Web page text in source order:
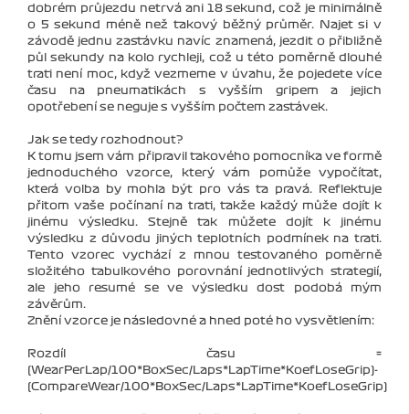
dobrém průjezdu netrvá ani 18 sekund, což je minimálně
o 5 sekund méně než takový běžný průměr. Najet si v
závodě jednu zastávku navíc znamená, jezdit o přibližně
půl sekundy na kolo rychleji, což u této poměrně dlouhé
trati není moc, když vezmeme v úvahu, že pojedete více
času na pneumatikách s vyšším gripem a jejich
opotřebení se neguje s vyšším počtem zastávek.
Jak se tedy rozhodnout?
K tomu jsem vám připravil takového pomocníka ve formě
jednoduchého vzorce, který vám pomůže vypočítat,
která volba by mohla být pro vás ta pravá. Reflektuje
přitom vaše počínaní na trati, takže každý může dojít k
jinému výsledku. Stejně tak můžete dojít k jinému
výsledku z důvodu jiných teplotních podmínek na trati.
Tento vzorec vychází z mnou testovaného poměrně
složitého tabulkového porovnání jednotlivých strategií,
ale jeho resumé se ve výsledku dost podobá mým
závěrům.
Znění vzorce je následovné a hned poté ho vysvětlením:
Rozdíl času =
(WearPerLap/100*BoxSec/Laps*LapTime*KoefLoseGrip)-
(CompareWear/100*BoxSec/Laps*LapTime*KoefLoseGrip)